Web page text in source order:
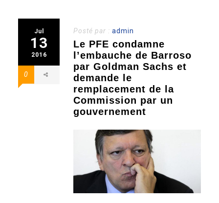
Jul
13
2016
0
Posté par :admin
Le PFE condamne
l’embauche de Barroso
par Goldman Sachs et
demande le
remplacement de la
Commission par un
gouvernement